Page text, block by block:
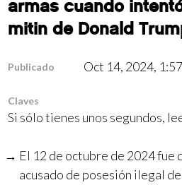
armas cuando
mitin de Donald
Publicado Oct 14, 2024,
Claves
Si sólo tienes unos segundos,
El 12 de octubre de 2024 fue
acusado de posesión ilegal